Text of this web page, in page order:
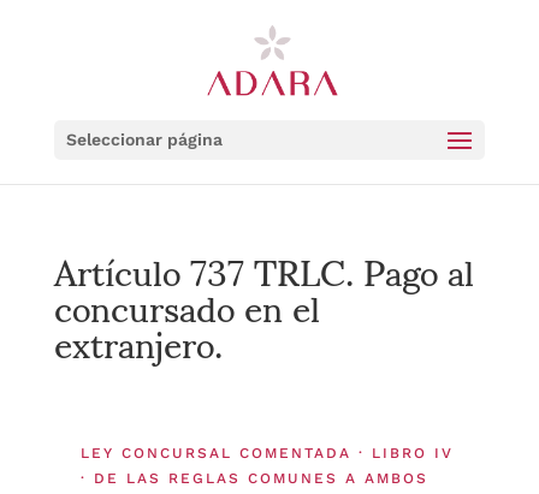
Seleccionar página
Artículo 737 TRLC. Pago al
concursado en el
extranjero.
LEY CONCURSAL COMENTADA · LIBRO IV
· DE LAS REGLAS COMUNES A AMBOS